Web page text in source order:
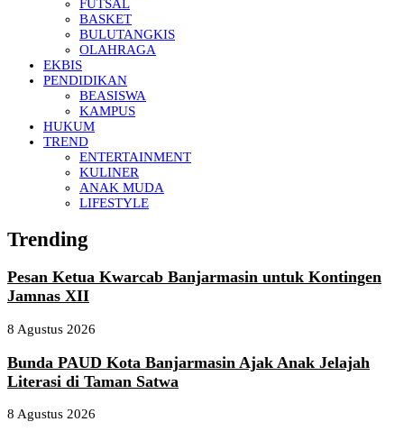
FUTSAL
BASKET
BULUTANGKIS
OLAHRAGA
EKBIS
PENDIDIKAN
BEASISWA
KAMPUS
HUKUM
TREND
ENTERTAINMENT
KULINER
ANAK MUDA
LIFESTYLE
Trending
Pesan Ketua Kwarcab Banjarmasin untuk Kontingen
Jamnas XII
8 Agustus 2026
Bunda PAUD Kota Banjarmasin Ajak Anak Jelajah
Literasi di Taman Satwa
8 Agustus 2026